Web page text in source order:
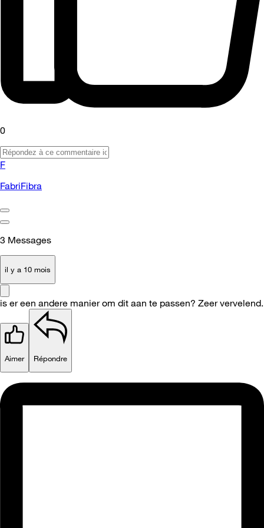
0
F
FabriFibra
3 Messages
il y a 10 mois
is er een andere manier om dit aan te passen? Zeer vervelend.
Aimer Répondre